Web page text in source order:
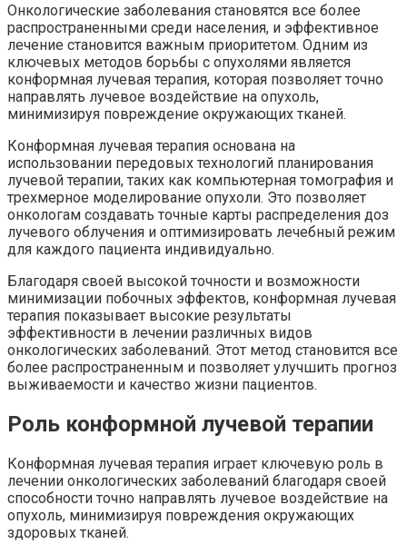
Онкологические заболевания становятся все более
распространенными среди населения, и эффективное
лечение становится важным приоритетом. Одним из
ключевых методов борьбы с опухолями является
конформная лучевая терапия, которая позволяет точно
направлять лучевое воздействие на опухоль,
минимизируя повреждение окружающих тканей.
Конформная лучевая терапия основана на
использовании передовых технологий планирования
лучевой терапии, таких как компьютерная томография и
трехмерное моделирование опухоли. Это позволяет
онкологам создавать точные карты распределения доз
лучевого облучения и оптимизировать лечебный режим
для каждого пациента индивидуально.
Благодаря своей высокой точности и возможности
минимизации побочных эффектов, конформная лучевая
терапия показывает высокие результаты
эффективности в лечении различных видов
онкологических заболеваний. Этот метод становится все
более распространенным и позволяет улучшить прогноз
выживаемости и качество жизни пациентов.
Роль конформной лучевой терапии
Конформная лучевая терапия играет ключевую роль в
лечении онкологических заболеваний благодаря своей
способности точно направлять лучевое воздействие на
опухоль, минимизируя повреждения окружающих
здоровых тканей.